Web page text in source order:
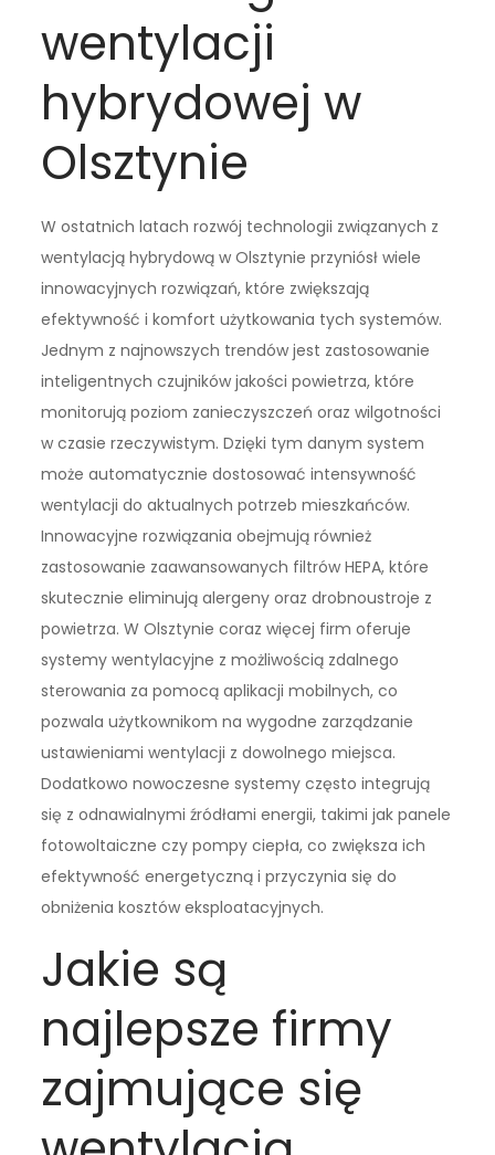
wentylacji
hybrydowej w
Olsztynie
W ostatnich latach rozwój technologii związanych z
wentylacją hybrydową w Olsztynie przyniósł wiele
innowacyjnych rozwiązań, które zwiększają
efektywność i komfort użytkowania tych systemów.
Jednym z najnowszych trendów jest zastosowanie
inteligentnych czujników jakości powietrza, które
monitorują poziom zanieczyszczeń oraz wilgotności
w czasie rzeczywistym. Dzięki tym danym system
może automatycznie dostosować intensywność
wentylacji do aktualnych potrzeb mieszkańców.
Innowacyjne rozwiązania obejmują również
zastosowanie zaawansowanych filtrów HEPA, które
skutecznie eliminują alergeny oraz drobnoustroje z
powietrza. W Olsztynie coraz więcej firm oferuje
systemy wentylacyjne z możliwością zdalnego
sterowania za pomocą aplikacji mobilnych, co
pozwala użytkownikom na wygodne zarządzanie
ustawieniami wentylacji z dowolnego miejsca.
Dodatkowo nowoczesne systemy często integrują
się z odnawialnymi źródłami energii, takimi jak panele
fotowoltaiczne czy pompy ciepła, co zwiększa ich
efektywność energetyczną i przyczynia się do
obniżenia kosztów eksploatacyjnych.
Jakie są
najlepsze firmy
zajmujące się